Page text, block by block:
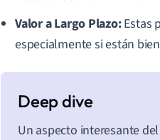
Valor a Largo Plazo:Estas
especialmente si están
Un aspecto interesante